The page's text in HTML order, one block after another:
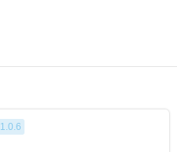
1.0.6